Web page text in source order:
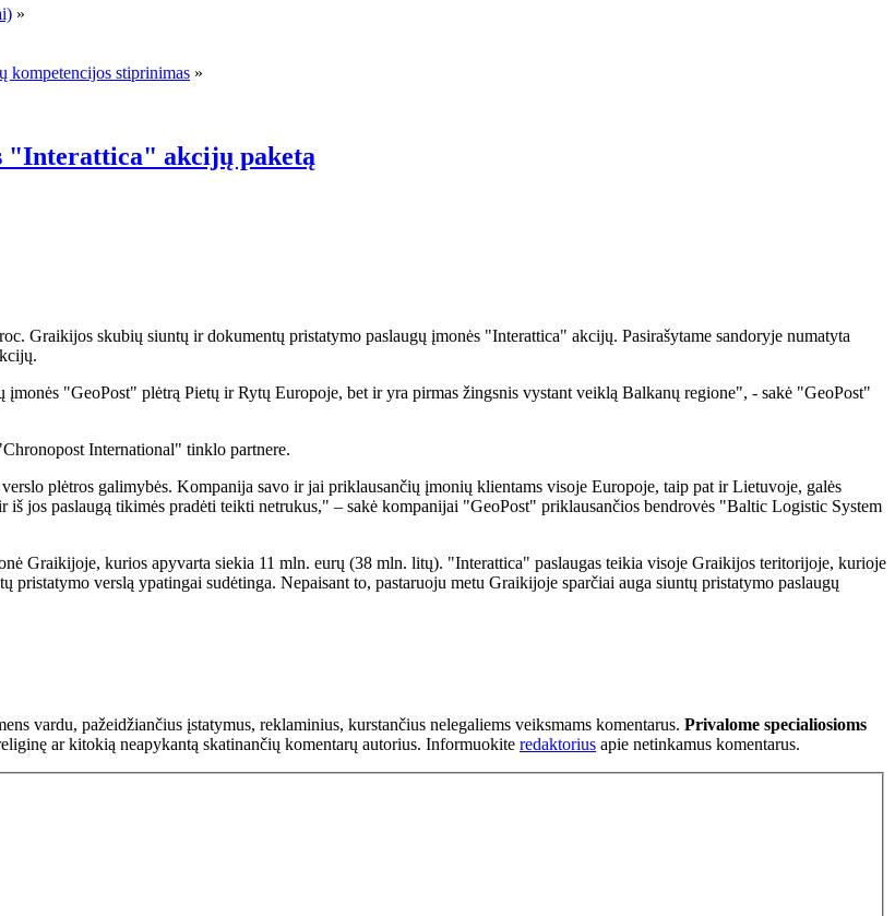
»
kompetencijos stiprinimas »
"Interattica" akcijų paketą
Graikijos skubių siuntų ir dokumentų pristatymo paslaugų įmonės "Interattica" akcijų. Pasirašytame sandoryje numatyta
"GeoPost" plėtrą Pietų ir Rytų Europoje, bet ir yra pirmas žingsnis vystant veiklą Balkanų regione", - sakė "GeoPost"
International" tinklo partnere.
plėtros galimybės. Kompanija savo ir jai priklausančių įmonių klientams visoje Europoje, taip pat ir Lietuvoje, galės
jos paslaugą tikimės pradėti teikti netrukus," – sakė kompanijai "GeoPost" priklausančios bendrovės "Baltic Logistic System
Graikijoje, kurios apyvarta siekia 11 mln. eurų (38 mln. litų). "Interattica" paslaugas teikia visoje Graikijos teritorijoje, kurioje
verslą ypatingai sudėtinga. Nepaisant to, pastaruoju metu Graikijoje sparčiai auga siuntų pristatymo paslaugų
vardu, pažeidžiančius įstatymus, reklaminius, kurstančius nelegaliems veiksmams komentarus. Privalome specialiosioms
ar kitokią neapykantą skatinančių komentarų autorius. Informuokite redaktorius apie netinkamus komentarus.